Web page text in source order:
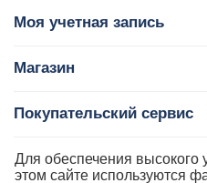
Моя учетная запись
Магазин
Покупательский сервис
Контакты
Для обеспечения высокого
этом сайте используются